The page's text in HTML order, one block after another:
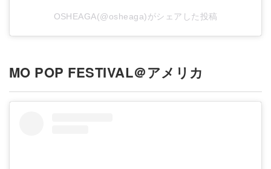
OSHEAGA(@osheaga)がシェアした投稿
MO POP FESTIVAL＠アメリカ